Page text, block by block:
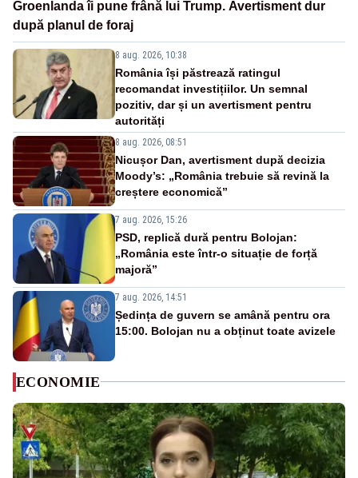
Groenlanda îi pune frână lui Trump. Avertisment dur
după planul de foraj
8 aug. 2026, 10:38
România își păstrează ratingul
recomandat investițiilor. Un semnal
pozitiv, dar și un avertisment pentru
autorități
8 aug. 2026, 08:51
Nicușor Dan, avertisment după decizia
Moody’s: „România trebuie să revină la
creștere economică”
7 aug. 2026, 15:26
PSD, replică dură pentru Bolojan:
„România este într-o situație de forță
majoră”
7 aug. 2026, 14:51
Ședința de guvern se amână pentru ora
15:00. Bolojan nu a obținut toate avizele
ECONOMIE